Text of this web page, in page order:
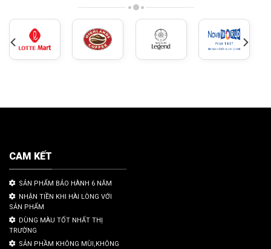
CAM KẾT
SẢN PHẨM BẢO HÀNH 6 NĂM
NHẬN TIỀN KHI HÀI LÒNG VỚI
SẢN PHẨM
DÙNG MÀU TỐT NHẤT THỊ
TRƯỜNG
SẢN PHẦM KHÔNG MÙI,KHÔNG